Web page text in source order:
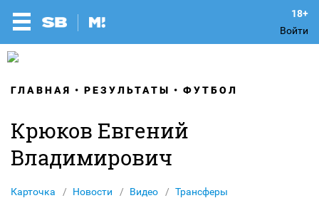
Войти
ГЛАВНАЯ РЕЗУЛЬТАТЫ ФУТБОЛ
Крюков Евгений
Владимирович
Карточка Новости Видео Трансферы